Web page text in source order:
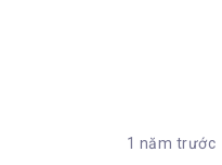
7 năm sau khi Căn Phòng
Nam. Thiết kế tinh tế, sách in
nó tròm trèm 500 trang.
1 năm trước